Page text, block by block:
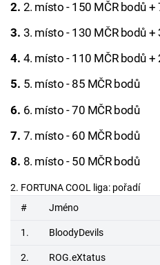
2. místo - 150 MČR bodů +
3. místo - 130 MČR bodů +
4. místo - 110 MČR bodů +
5. místo - 85 MČR bodů
6. místo - 70 MČR bodů
7. místo - 60 MČR bodů
8. místo - 50 MČR bodů
2. FORTUNA COOL liga: pořadí
#
Jméno
1. BloodyDevils
2. ROG.eXtatus